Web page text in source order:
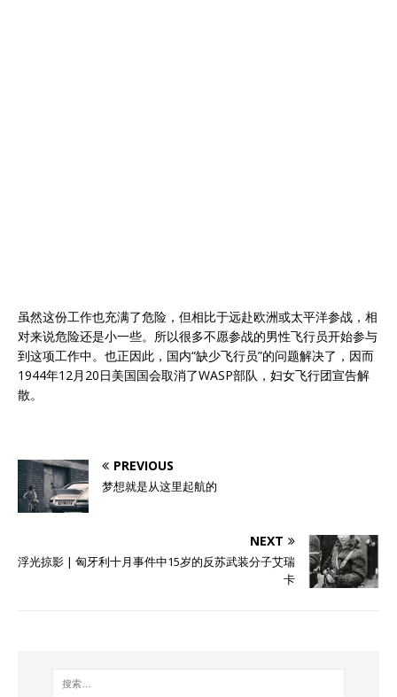
虽然这份工作也充满了危险，但相比于远赴欧洲或太平洋参战，相
对来说危险还是小一些。所以很多不愿参战的男性飞行员开始参与
到这项工作中。也正因此，国内“缺少飞行员”的问题解决了，因而
1944年12月20日美国国会取消了WASP部队，妇女飞行团宣告解
散。
PREVIOUS
梦想就是从这里起航的
NEXT
浮光掠影 | 匈牙利十月事件中15岁的反苏武装分子艾瑞
卡